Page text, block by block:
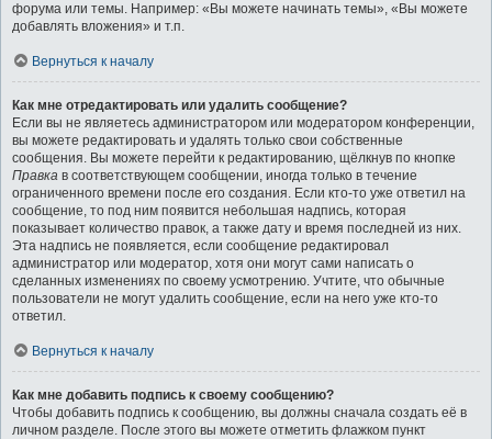
форума или темы. Например: «Вы можете начинать темы», «Вы можете
добавлять вложения» и т.п.
Вернуться к началу
Как мне отредактировать или удалить сообщение?
Если вы не являетесь администратором или модератором конференции,
вы можете редактировать и удалять только свои собственные
сообщения. Вы можете перейти к редактированию, щёлкнув по кнопке
Правка в соответствующем сообщении, иногда только в течение
ограниченного времени после его создания. Если кто-то уже ответил на
сообщение, то под ним появится небольшая надпись, которая
показывает количество правок, а также дату и время последней из них.
Эта надпись не появляется, если сообщение редактировал
администратор или модератор, хотя они могут сами написать о
сделанных изменениях по своему усмотрению. Учтите, что обычные
пользователи не могут удалить сообщение, если на него уже кто-то
ответил.
Вернуться к началу
Как мне добавить подпись к своему сообщению?
Чтобы добавить подпись к сообщению, вы должны сначала создать её в
личном разделе. После этого вы можете отметить флажком пункт